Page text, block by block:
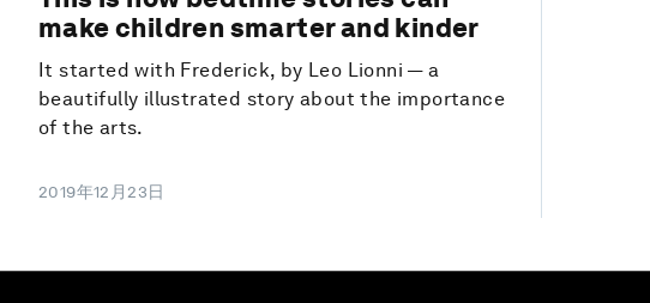
make children smarter and kinder
It started with Frederick, by Leo Lionni — a
beautifully illustrated story about the importance
of the arts.
2019年12月23日